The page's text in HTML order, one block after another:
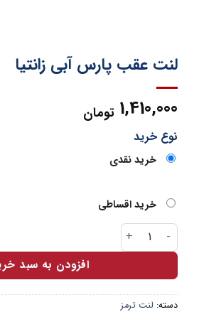
لنت عقب پارس آبی زانتیا
1,410,000 تومان
نوع خرید
خرید نقدی
خرید اقساطی
لنت عقب پارس آبی زانتیا عدد
افزودن به سبد خرید
دسته:لنت ترمز